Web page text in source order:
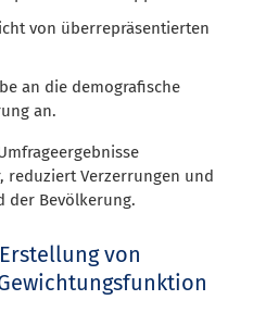
von überrepräsentierten
an die demografische
an.
reduziert Verzerrungen und
der Bevölkerung.
von